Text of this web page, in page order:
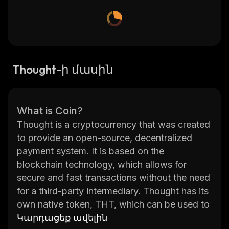
Thought-ի մասին
What is Coin?
Thought is a cryptocurrency that was created
to provide an open-source, decentralized
payment system. It is based on the
blockchain technology, which allows for
secure and fast transactions without the need
for a third-party intermediary. Thought has its
own native token, THT, which can be used to
make payments or store value. The coin also
Կարդացեք ավելին